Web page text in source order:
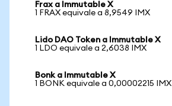
Frax a Immutable X
1 FRAX equivale a 8,9549 IMX
Lido DAO Token a Immutable X
1 LDO equivale a 2,6038 IMX
Bonk a Immutable X
1 BONK equivale a 0,00002215 IMX